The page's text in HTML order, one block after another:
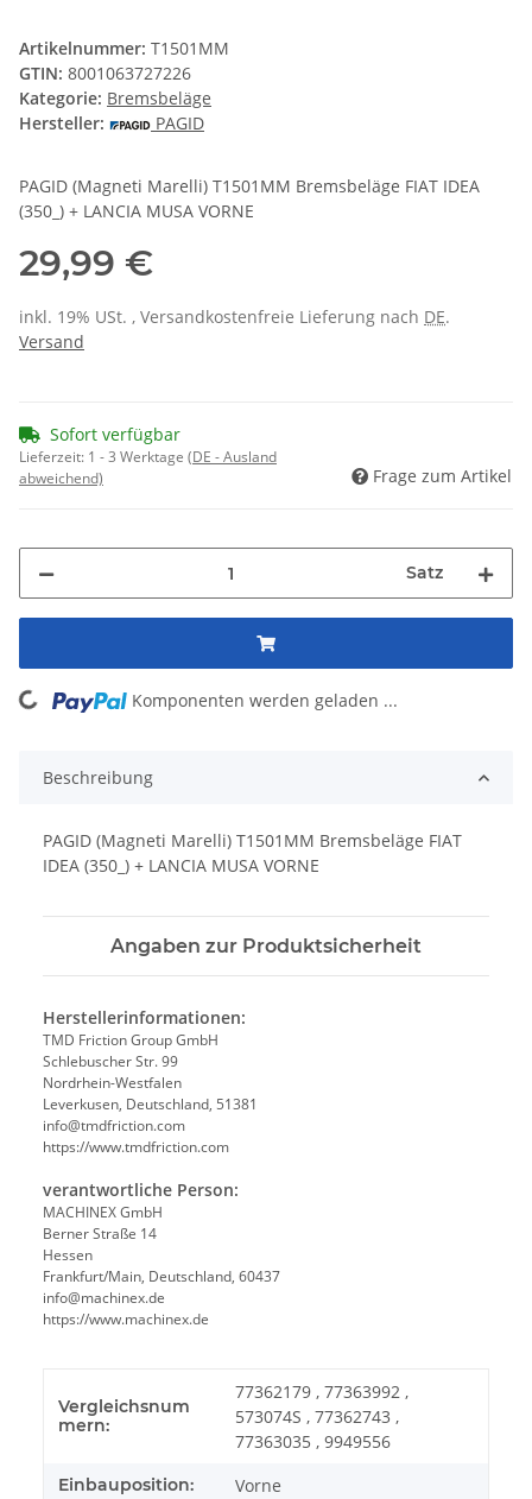
Artikelnummer: T1501MM
GTIN: 8001063727226
Kategorie: Bremsbeläge
Hersteller:
PAGID
PAGID (Magneti Marelli) T1501MM Bremsbeläge FIAT IDEA
(350_) + LANCIA MUSA VORNE
29,99 €
inkl. 19% USt. , Versandkostenfreie Lieferung nach DE.
Versand
Sofort verfügbar
Lieferzeit: 1 - 3 Werktage (DE - Ausland
abweichend)
Frage zum Artikel
Satz
Loading... Komponenten werden geladen ...
Beschreibung
PAGID (Magneti Marelli) T1501MM Bremsbeläge FIAT
IDEA (350_) + LANCIA MUSA VORNE
Angaben zur Produktsicherheit
Herstellerinformationen:
TMD Friction Group GmbH
Schlebuscher Str. 99
Nordrhein-Westfalen
Leverkusen, Deutschland, 51381
info@tmdfriction.com
https://www.tmdfriction.com
verantwortliche Person:
MACHINEX GmbH
Berner Straße 14
Hessen
Frankfurt/Main, Deutschland, 60437
info@machinex.de
https://www.machinex.de
Vergleichsnum
mern:
77362179 , 77363992 ,
573074S , 77362743 ,
77363035 , 9949556
Einbauposition: Vorne